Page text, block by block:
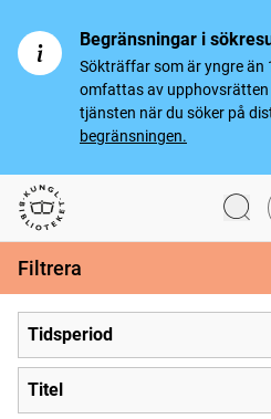
Begränsningar i
Sökträffar som är yngre än
omfattas av upphovsrätten
tjänsten när du söker på
begränsningen.
Svenska tidningar
Filtrera
Tidsperiod
Titel